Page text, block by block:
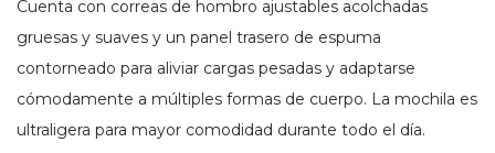
Cuenta con correas de hombro ajustables acolchadas
gruesas y suaves y un panel trasero de espuma
contorneado para aliviar cargas pesadas y adaptarse
cómodamente a múltiples formas de cuerpo. La mochila es
ultraligera para mayor comodidad durante todo el día.